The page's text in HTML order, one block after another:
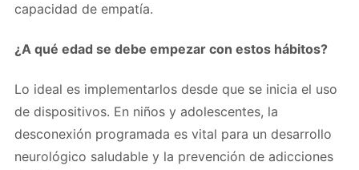
capacidad de empatía.
¿A qué edad se debe empezar con estos hábitos?
Lo ideal es implementarlos desde que se inicia el uso
de dispositivos. En niños y adolescentes, la
desconexión programada es vital para un desarrollo
neurológico saludable y la prevención de adicciones